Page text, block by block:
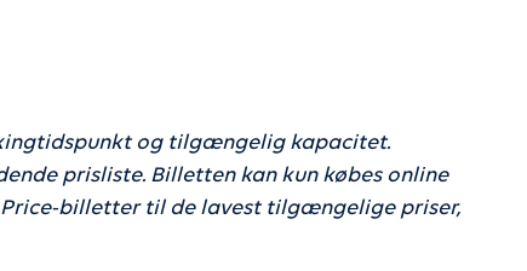
og tilgængelig kapacitet.
prisliste. Billetten kan kun købes online
billetter til de lavest tilgængelige priser,